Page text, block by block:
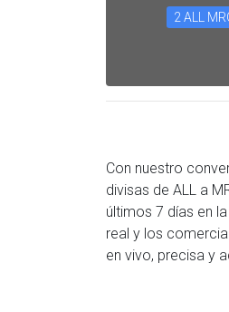
2 ALL
Con nuestro
divisas de ALL a
últimos 7 días en
real y los
en vivo, precisa y